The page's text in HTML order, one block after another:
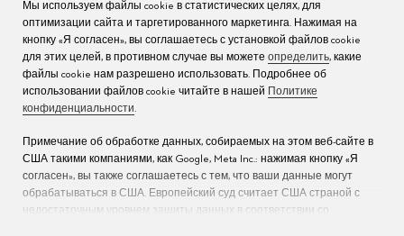
КОМПАНИЯ
Вакансии
Пресс
Мы используем файлы cookie в статистических целях, для
оптимизации сайта и таргетированного маркетинга. Нажимая на
кнопку «Я согласен», вы соглашаетесь с установкой файлов cookie
для этих целей, в противном случае вы можете определить, какие
файлы cookie нам разрешено использовать. Подробнее об
использовании файлов cookie читайте в нашей
Политике
конфиденциальности.
Примечание об обработке данных, собираемых на этом веб-сайте в
США такими компаниями, как Google, Meta Inc.: нажимая кнопку «Я
согласен», вы также соглашаетесь с тем, что ваши данные могут
обрабатываться в США. Европейский суд считает США страной с
недостаточным уровнем защиты данных в соответствии со